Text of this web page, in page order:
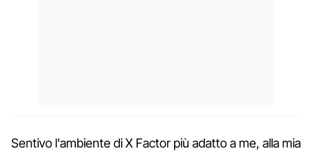
Sentivo l'ambiente di X Factor più adatto a me, alla mia